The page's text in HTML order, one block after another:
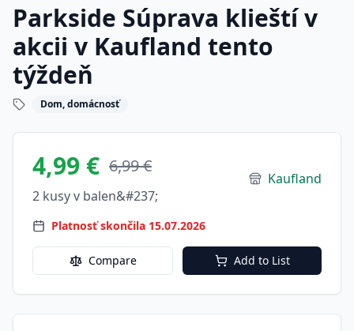
Parkside Súprava klieští v
akcii v Kaufland tento
týždeň
Dom, domácnosť
4,99 € 6,99 €
2 kusy v balen&#237;
Kaufland
Platnosť skončila 15.07.2026
Compare Add to List